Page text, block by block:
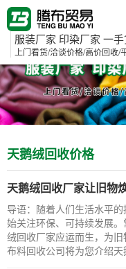
服装厂家 印染厂家 一
上门看货/洽谈价格/高价回收
天鹅绒回收价格
天鹅绒回收厂家让旧物焕发新生-
导语：随着人们生活水平
始关注环保、可持续发展
绒回收厂家应运而生，为
布料回收公司将为您介绍